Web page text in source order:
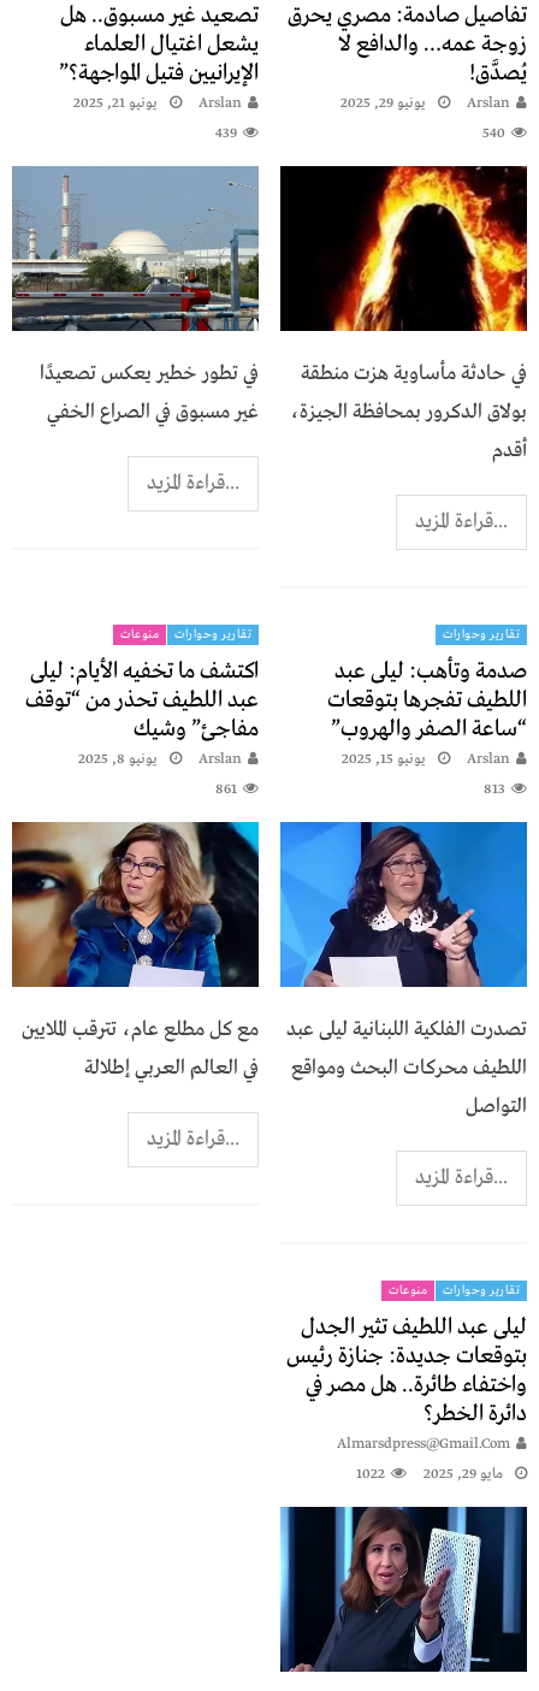
تفاصيل صادمة: مصري يحرق
زوجة عمه… والدافع لا
يُصدَّق!
Arslan
يونيو 29, 2025
540
في حادثة مأساوية هزت منطقة
بولاق الدكرور بمحافظة الجيزة،
أقدم
...قراءة المزيد
تصعيد غير مسبوق.. هل
يشعل اغتيال العلماء
الإيرانيين فتيل المواجهة؟”
Arslan
يونيو 21, 2025
439
في تطور خطير يعكس تصعيدًا
غير مسبوق في الصراع الخفي
...قراءة المزيد
تقارير وحوارات
صدمة وتأهب: ليلى عبد
اللطيف تفجرها بتوقعات
“ساعة الصفر والهروب”
Arslan
يونيو 15, 2025
813
تصدرت الفلكية اللبنانية ليلى عبد
اللطيف محركات البحث ومواقع
التواصل
...قراءة المزيد
تقارير وحوارات منوعات
اكتشف ما تخفيه الأيام: ليلى
عبد اللطيف تحذر من “توقف
مفاجئ” وشيك
Arslan
يونيو 8, 2025
861
مع كل مطلع عام، تترقب الملايين
في العالم العربي إطلالة
...قراءة المزيد
تقارير وحوارات منوعات
ليلى عبد اللطيف تثير الجدل
بتوقعات جديدة: جنازة رئيس
واختفاء طائرة.. هل مصر في
دائرة الخطر؟
Almarsdpress@gmail.com
مايو 29, 2025
1022